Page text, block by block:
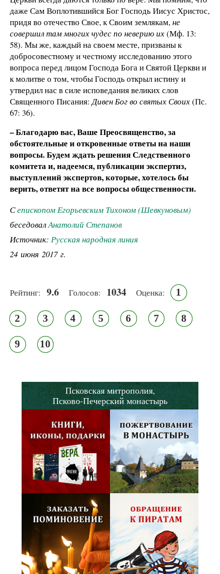
даже Сам Воплотившийся Бог Господь Иисус Христос,
придя во отечество Свое, к Своим землякам, не
совершил там многих чудес по неверию их(Мф. 13:
58). Мы же, каждый на своем месте, призваны к
добросовестному и честному исследованию этого
вопроса перед лицом Господа Бога и Святой Церкви и
к молитве о том, чтобы Господь открыл истину и
утвердил нас в силе исповедания великих слов
Священного Писания: Дивен Бог во святых Своих(Пс.
67: 36).
– Благодарю вас, Ваше Преосвященство, за
обстоятельные и откровенные ответы на наши
вопросы. Будем ждать решения Следственного
комитета и, надеемся, публикации экспертиз,
выступлений экспертов, которые, хотелось бы
верить, ответят на все вопросы общественности.
Сепископом Егорьевским Тихоном (Шевкуновым)
беседовалАнатолий Степанов
Источник: Русская народная линия
24 июня 2017 г.
Рейтинг: 9.6 Голосов: 1034 Оценка: 1
2 3 4 5 6 7 8
9 10
Псковская митрополия,
Псково-Печерский монастырь